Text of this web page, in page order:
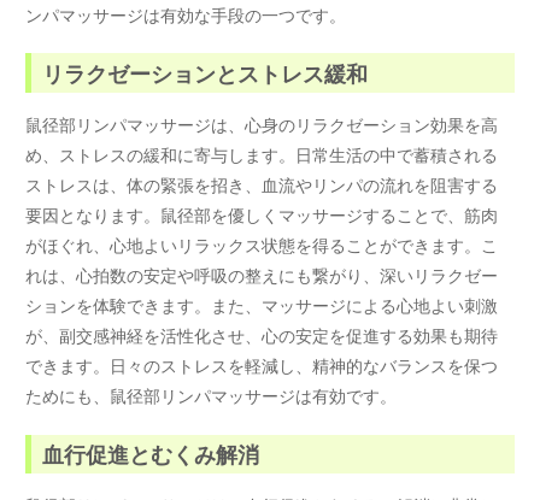
ンパマッサージは有効な手段の一つです。
リラクゼーションとストレス緩和
鼠径部リンパマッサージは、心身のリラクゼーション効果を高
め、ストレスの緩和に寄与します。日常生活の中で蓄積される
ストレスは、体の緊張を招き、血流やリンパの流れを阻害する
要因となります。鼠径部を優しくマッサージすることで、筋肉
がほぐれ、心地よいリラックス状態を得ることができます。こ
れは、心拍数の安定や呼吸の整えにも繋がり、深いリラクゼー
ションを体験できます。また、マッサージによる心地よい刺激
が、副交感神経を活性化させ、心の安定を促進する効果も期待
できます。日々のストレスを軽減し、精神的なバランスを保つ
ためにも、鼠径部リンパマッサージは有効です。
血行促進とむくみ解消